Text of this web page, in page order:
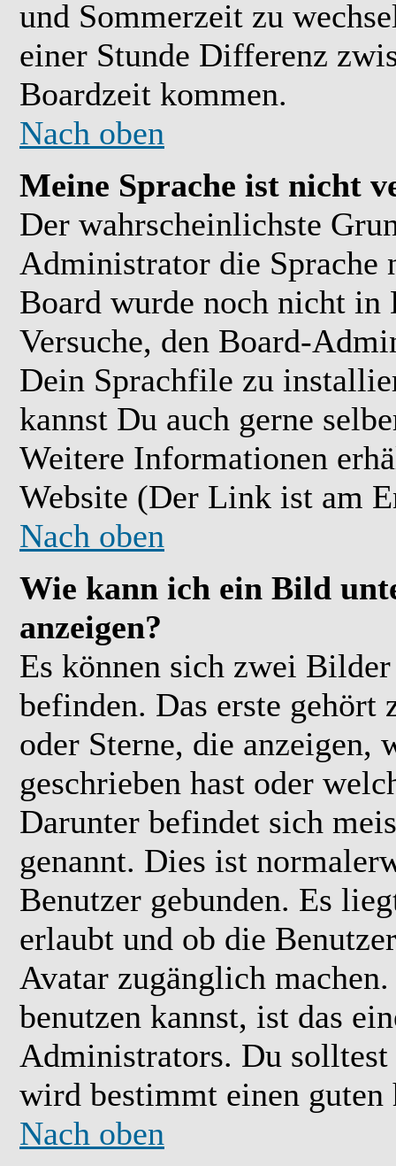
und Sommerzeit zu
einer Stunde Differenz
Boardzeit kommen.
Nach oben
Meine Sprache ist nicht
Der wahrscheinlichste
Administrator die Sprache
Board wurde noch nicht in
Versuche, den Board-
Dein Sprachfile zu
kannst Du auch gerne
Weitere Informationen
Website (Der Link ist am
Nach oben
Wie kann ich ein Bild
anzeigen?
Es können sich zwei
befinden. Das erste gehört
oder Sterne, die anzeigen,
geschrieben hast oder
Darunter befindet sich
genannt. Dies ist
Benutzer gebunden. Es
erlaubt und ob die
Avatar zugänglich
benutzen kannst, ist das
Administrators. Du
wird bestimmt einen guten
Nach oben